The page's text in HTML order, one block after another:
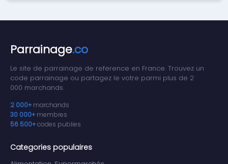
Parrainage.co
Le site de parrainage de reference en France. Trouvez un
code parrainage ou partagez le votre parmi plus de 2
000 marchands.
2 000+ marchands
30 000+ membres
56 500+codes publies
Categories populaires